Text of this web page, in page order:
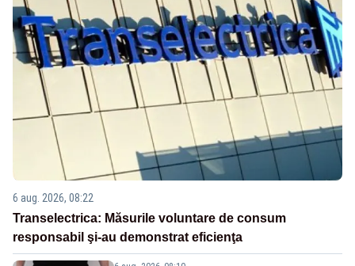
6 aug. 2026, 08:22
Transelectrica: Măsurile voluntare de consum
responsabil şi-au demonstrat eficienţa